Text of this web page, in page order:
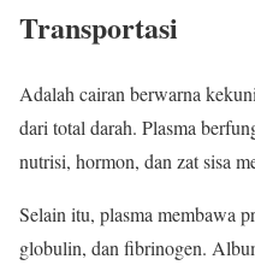
Transportasi
Adalah cairan berwarna
dari total darah. Plasma
nutrisi, hormon, dan zat sisa
Selain itu, plasma membawa
globulin, dan fibrinogen.